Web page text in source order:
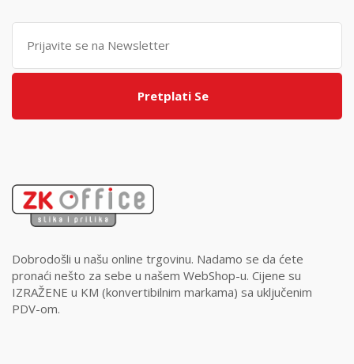
Pretplati Se
Dobrodošli u našu online trgovinu. Nadamo se da ćete
pronaći nešto za sebe u našem WebShop-u. Cijene su
IZRAŽENE u KM (konvertibilnim markama) sa uključenim
PDV-om.